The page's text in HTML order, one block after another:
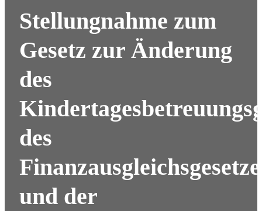
Stellungnahme zum
Gesetz zur Änderung
des
des
und der